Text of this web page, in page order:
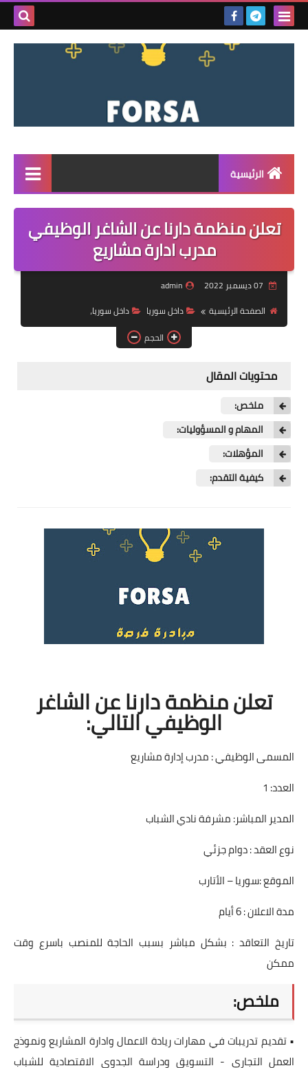
بحث
الرئيسية
القائمة
مناقصات
فرص عمل داخل سوريا
فرص عمل في العراق
فرص عمل في اليمن
تعلن منظمة دارنا عن الشاغر الوظيفي
مدرب ادارة مشاريع
admin
الصفحة الرئيسية
داخل سوريا
داخل سوريا،
الحجم
محتويات المقال
ملخص:
المهام و المسؤوليات:
المؤهلات:
كيفية التقدم:
تعلن منظمة دارنا عن الشاغر
الوظيفي التالي:
المسمى الوظيفي : مدرب إدارة مشاريع
العدد: 1
المدير المباشر: مشرفة نادي الشباب
نوع العقد : دوام جزئي
الموقع :سوريا – الأتارب
مدة الاعلان : 6 أيام
تاريخ التعاقد : بشكل مباشر بسبب الحاجة للمنصب باسرع وقت
ممكن
ملخص:
• تقديم تدريبات في مهارات ريادة الاعمال وادارة المشاريع ونموذج
العمل التجاري - التسويق ودراسة الجدوى الاقتصادية للشباب